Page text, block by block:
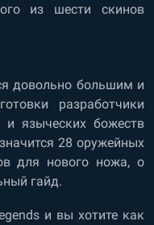
из шести скинов
довольно большим и
разработчики
и языческих божеств
28 оружейных
для нового ножа, о
гайд.
и вы хотите как